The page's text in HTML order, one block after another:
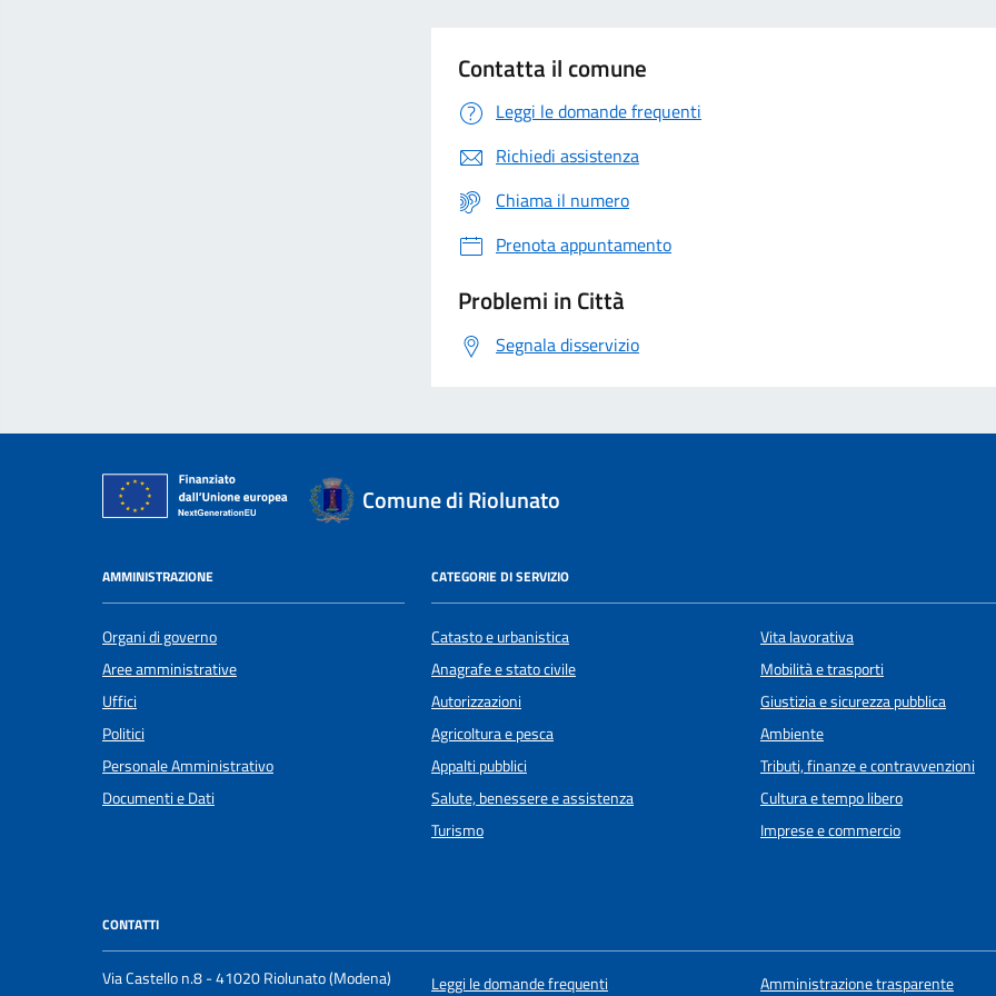
Contatta il comune
Leggi le domande frequenti
Richiedi assistenza
Chiama il numero
Prenota appuntamento
Problemi in Città
Segnala disservizio
Comune di Riolunato
AMMINISTRAZIONE
Organi di governo
Aree amministrative
Uffici
Politici
Personale Amministrativo
Documenti e Dati
CATEGORIE DI SERVIZIO
Catasto e urbanistica
Anagrafe e stato civile
Autorizzazioni
Agricoltura e pesca
Appalti pubblici
Salute, benessere e assistenza
Turismo
Vita lavorativa
Mobilità e trasporti
Giustizia e sicurezza pubblica
Ambiente
Tributi, finanze e contravvenzioni
Cultura e tempo libero
Imprese e commercio
CONTATTI
Via Castello n.8 - 41020 Riolunato (Modena)
Leggi le domande frequenti Amministrazione trasparente